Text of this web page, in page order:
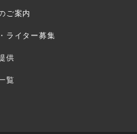
ご案内
ライター募集
供
覧